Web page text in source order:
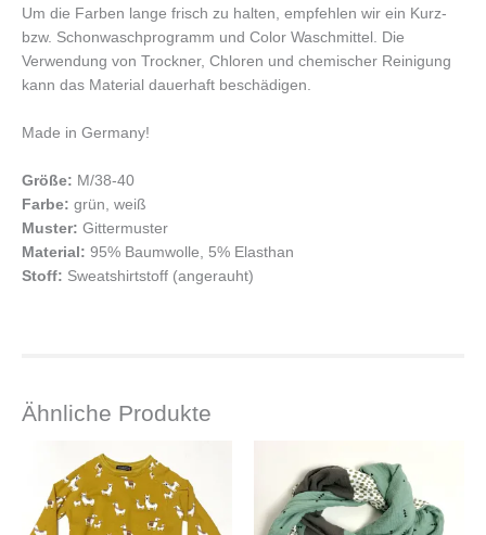
Um die Farben lange frisch zu halten, empfehlen wir ein Kurz-
bzw. Schonwaschprogramm und Color Waschmittel. Die
Verwendung von Trockner, Chloren und chemischer Reinigung
kann das Material dauerhaft beschädigen.
Made in Germany!
Größe: M/38-40
Farbe: grün, weiß
Muster: Gittermuster
Material: 95% Baumwolle, 5% Elasthan
Stoff: Sweatshirtstoff (angerauht)
Ähnliche Produkte